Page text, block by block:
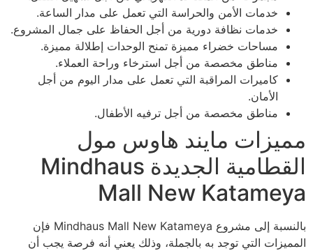
خدمات الأمن والحراسة التي تعمل على مدار الساعة.
خدمات نظافة دورية من أجل الحفاظ على جمال المشروع.
مساحات خضراء مميزة تمنح الوحدات إطلالة مميزة.
مناطق مخصصة من أجل استرخاء وراحة العملاء.
كاميرات المراقبة التي تعمل على مدار اليوم من أجل
الأمان.
مناطق مخصصة من أجل ترفيه الأطفال.
مميزات مايند هاوس مول
القطامية الجديدة Mindhaus
Mall New Katameya
بالنسبة إلى مشروع Mindhaus Mall New Katameya فإن
المميزات التي توجد به بالجملة، وذلك يعني أنه فرصة يجب أن